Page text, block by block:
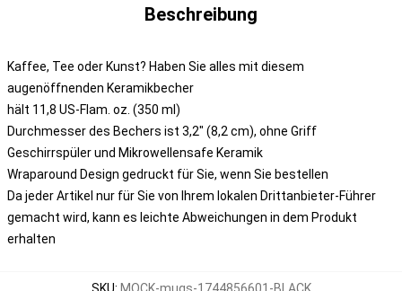
Beschreibung
Kaffee, Tee oder Kunst? Haben Sie alles mit diesem
augenöffnenden Keramikbecher
hält 11,8 US-Flam. oz. (350 ml)
Durchmesser des Bechers ist 3,2" (8,2 cm), ohne Griff
Geschirrspüler und Mikrowellensafe Keramik
Wraparound Design gedruckt für Sie, wenn Sie bestellen
Da jeder Artikel nur für Sie von Ihrem lokalen Drittanbieter-Führer
gemacht wird, kann es leichte Abweichungen in dem Produkt
erhalten